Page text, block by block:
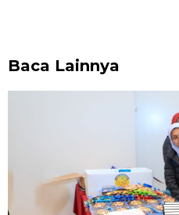
Baca Lainnya